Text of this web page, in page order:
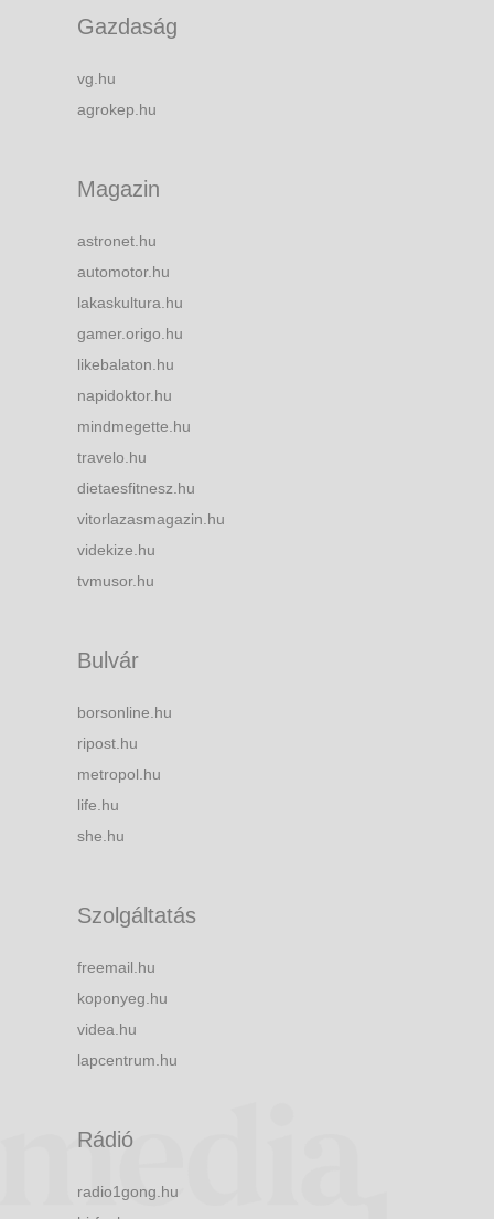
Gazdaság
vg.hu
agrokep.hu
Magazin
astronet.hu
automotor.hu
lakaskultura.hu
gamer.origo.hu
likebalaton.hu
napidoktor.hu
mindmegette.hu
travelo.hu
dietaesfitnesz.hu
vitorlazasmagazin.hu
videkize.hu
tvmusor.hu
Bulvár
borsonline.hu
ripost.hu
metropol.hu
life.hu
she.hu
Szolgáltatás
freemail.hu
koponyeg.hu
videa.hu
lapcentrum.hu
Rádió
radio1gong.hu